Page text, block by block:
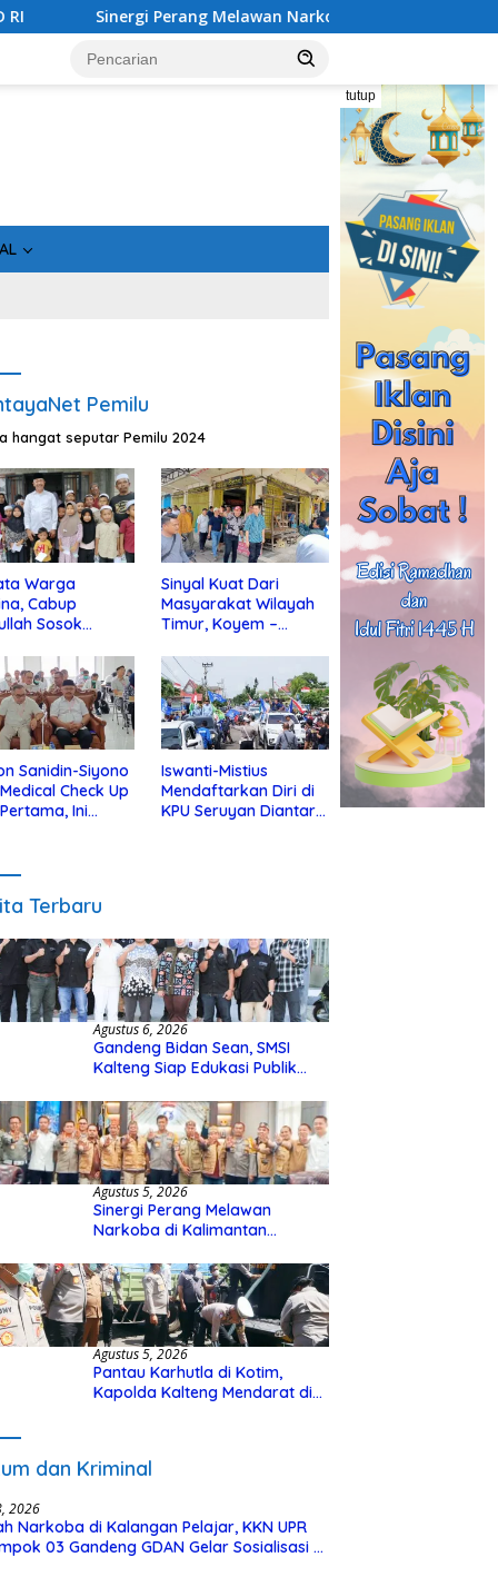
Perang Melawan Narkoba di Kalimantan Tengah, GDAN
tutup
Pemilu
hangat seputar Pemilu 2024
Warga
Cabup
Sosok
Sinyal Kuat Dari
Masyarakat Wilayah
Timur, Koyem –
di Kotim
Sanidin-Siyono
Check Up
Ini
Iswanti-Mistius
Mendaftarkan Diri di
KPU Seruyan Diantar
Terbaru
Agustus 6, 2026
Gandeng Bidan Sean, SMSI
Kalteng Siap Edukasi Publik
Agustus 5, 2026
Sinergi Perang Melawan
Narkoba di Kalimantan
Kalteng Siapkan Deklarasi
Akbar
Agustus 5, 2026
Pantau Karhutla di Kotim,
Kapolda Kalteng Mendarat di
dan Kriminal
2026
Narkoba di Kalangan Pelajar, KKN UPR
03 Gandeng GDAN Gelar Sosialisasi di